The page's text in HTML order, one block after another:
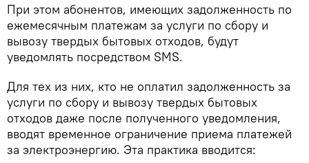
При этом абонентов, имеющих задолженность по
ежемесячным платежам за услуги по сбору и
вывозу твердых бытовых отходов, будут
уведомлять посредством SMS.
Для тех из них, кто не оплатил задолженность за
услуги по сбору и вывозу твердых бытовых
отходов даже после полученного уведомления,
вводят временное ограничение приема платежей
за электроэнергию. Эта практика вводится: